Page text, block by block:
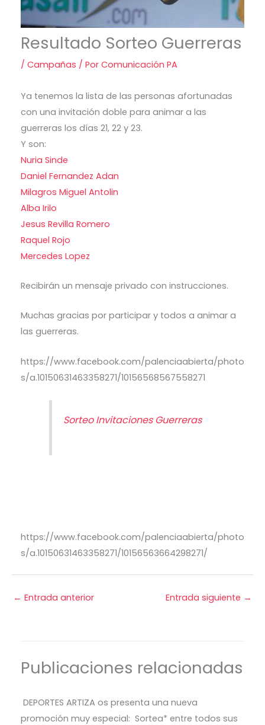
Resultado Sorteo Guerreras
/ Campañas / Por Comunicación PA
Ya tenemos la lista de las personas afortunadas
con una invitación doble para animar a las
guerreras los días 21, 22 y 23.
Y son:
Nuria Sinde
Daniel Fernandez Adan
Milagros Miguel Antolin
Alba Irilo
Jesus Revilla Romero
Raquel Rojo
Mercedes Lopez
Recibirán un mensaje privado con instrucciones.
Muchas gracias por participar y todos a animar a
las guerreras.
https://www.facebook.com/palenciaabierta/photo
s/a.10150631463358271/10156568567558271
Sorteo Invitaciones Guerreras
https://www.facebook.com/palenciaabierta/photo
s/a.10150631463358271/10156563664298271/
← Entrada anterior Entrada siguiente →
Publicaciones relacionadas
DEPORTES ARTIZA os presenta una nueva
promoción muy especial: Sortea* entre todos sus